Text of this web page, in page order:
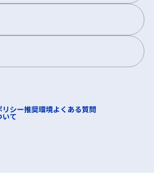
リシー推奨環境よくある質問
いて